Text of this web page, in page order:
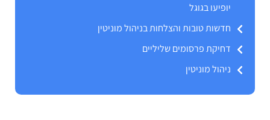
יופיעו בגוגל
חדשות טובות והצלחות בניהול מוניטין
דחיקת פרסומים שליליים
ניהול מוניטין